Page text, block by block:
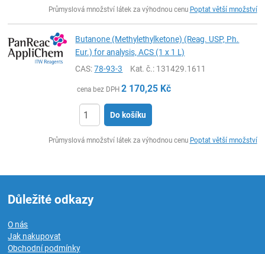
Průmyslová množství látek za výhodnou cenu Poptat větší množství
Butanone (Methylethylketone) (Reag. USP, Ph.
Eur.) for analysis, ACS (1 x 1 L)
CAS:78-93-3 Kat. č.: 131429.1611
cena bez DPH 2 170,25 Kč
Do košíku
Průmyslová množství látek za výhodnou cenu Poptat větší množství
Důležité odkazy
O nás
Jak nakupovat
Obchodní podmínky